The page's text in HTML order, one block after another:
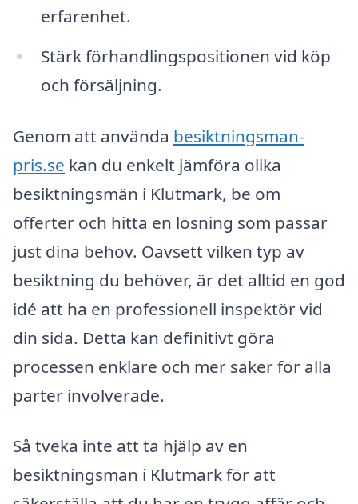
erfarenhet.
Stärk förhandlingspositionen vid köp
och försäljning.
Genom att använda besiktningsman-
pris.se kan du enkelt jämföra olika
besiktningsmän i Klutmark, be om
offerter och hitta en lösning som passar
just dina behov. Oavsett vilken typ av
besiktning du behöver, är det alltid en god
idé att ha en professionell inspektör vid
din sida. Detta kan definitivt göra
processen enklare och mer säker för alla
parter involverade.
Så tveka inte att ta hjälp av en
besiktningsman i Klutmark för att